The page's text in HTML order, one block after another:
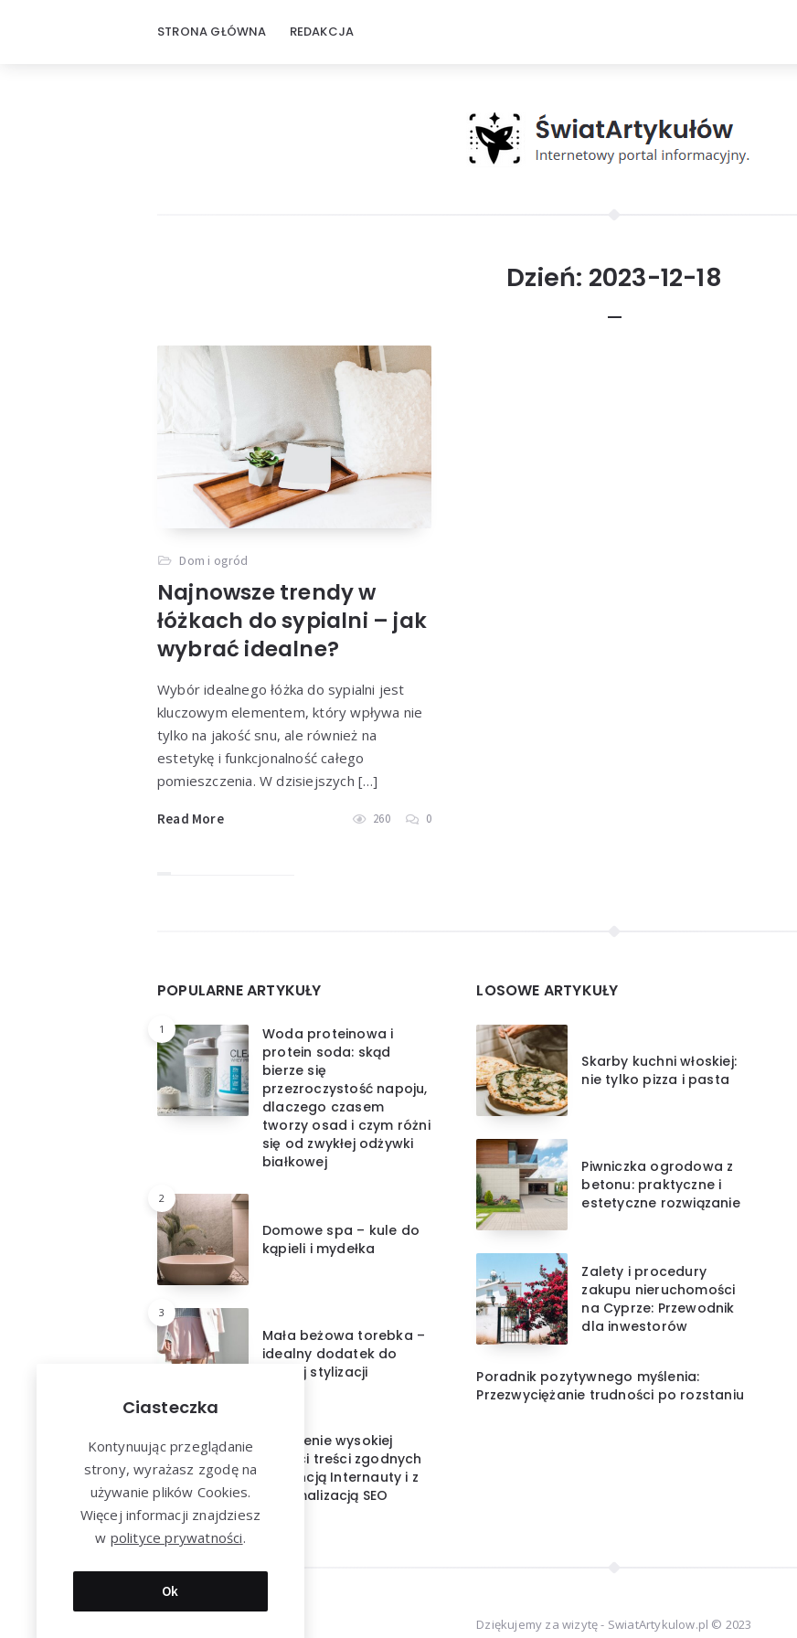
STRONA GŁÓWNA REDAKCJA
Dzień: 2023-12-18
Dom i ogród
Najnowsze trendy w
łóżkach do sypialni – jak
wybrać idealne?
Wybór idealnego łóżka do sypialni jest
kluczowym elementem, który wpływa nie
tylko na jakość snu, ale również na
estetykę i funkcjonalność całego
pomieszczenia. W dzisiejszych […]
Read More 260 0
POPULARNE ARTYKUŁY
1
Woda proteinowa i
protein soda: skąd
bierze się
przezroczystość napoju,
dlaczego czasem
tworzy osad i czym różni
się od zwykłej odżywki
białkowej
2
Domowe spa – kule do
kąpieli i mydełka
3
Mała beżowa torebka –
idealny dodatek do
każdej stylizacji
Tworzenie wysokiej
jakości treści zgodnych
z intencją Internauty i z
optymalizacją SEO
LOSOWE ARTYKUŁY
Skarby kuchni włoskiej:
nie tylko pizza i pasta
Piwniczka ogrodowa z
betonu: praktyczne i
estetyczne rozwiązanie
Zalety i procedury
zakupu nieruchomości
na Cyprze: Przewodnik
dla inwestorów
Poradnik pozytywnego myślenia:
Przezwyciężanie trudności po rozstaniu
Dziękujemy za wizytę - SwiatArtykulow.pl © 2023
Ciasteczka
Kontynuując przeglądanie
strony, wyrażasz zgodę na
używanie plików Cookies.
Więcej informacji znajdziesz
w polityce prywatności.
Ok